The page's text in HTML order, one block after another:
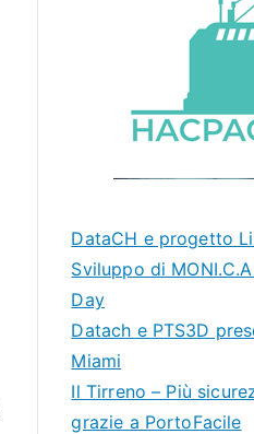
DataCH e progetto
Sviluppo di
Day
Datach e PTS3D
Miami
Il Tirreno – Più
grazie a PortoFacile